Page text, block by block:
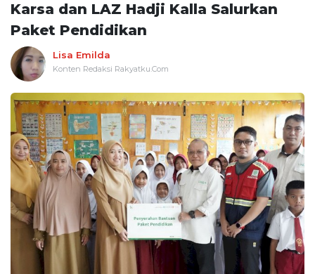
Karsa dan LAZ Hadji Kalla Salurkan
Paket Pendidikan
Lisa Emilda
Konten Redaksi Rakyatku.Com